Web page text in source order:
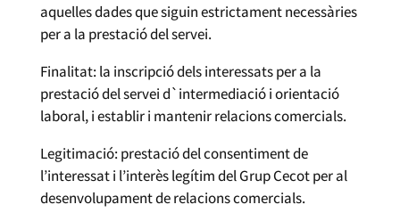
aquelles dades que siguin estrictament necessàries
per a la prestació del servei.
Finalitat: la inscripció dels interessats per a la
prestació del servei d`intermediació i orientació
laboral, i establir i mantenir relacions comercials.
Legitimació: prestació del consentiment de
l’interessat i l’interès legítim del Grup Cecot per al
desenvolupament de relacions comercials.